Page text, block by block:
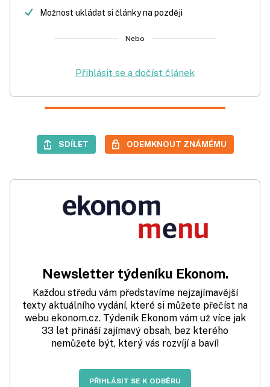
Možnost ukládat si články na později
Nebo
Přihlásit se a dočíst článek
SDÍLET ODEMKNOUT ZNÁMÉMU
Newsletter týdeníku Ekonom.
Každou středu vám představíme nejzajímavější
texty aktuálního vydání, které si můžete přečíst na
webu ekonom.cz. Týdeník Ekonom vám už více jak
33 let přináší zajímavý obsah, bez kterého
nemůžete být, který vás rozvíjí a baví!
PŘIHLÁSIT SE K ODBĚRU